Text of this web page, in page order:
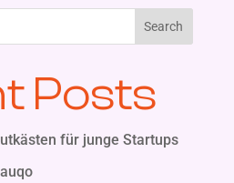
Search
Posts
für junge Startups